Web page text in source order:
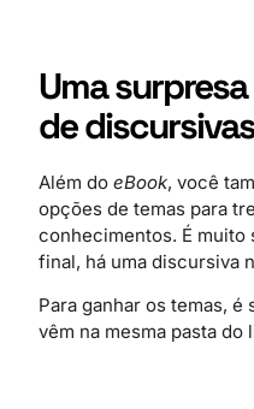
Uma
de
Além doeBook, você
opções de temas para
conhecimentos. É muito
final, há uma discursiva
Para ganhar os temas,
vêm na mesma pasta do